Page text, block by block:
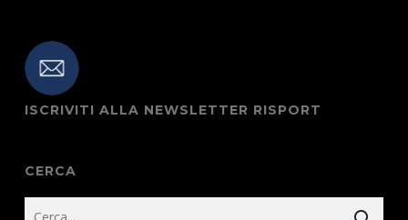
ISCRIVITI ALLA NEWSLETTER RISPORT
CERCA